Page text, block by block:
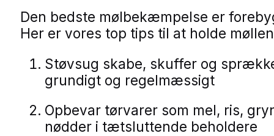
Den bedste mølbekæmpelse er
Her er vores top tips til at holde
Støvsug skabe, skuffer og
grundigt og regelmæssigt
Opbevar tørvarer som mel, ris,
nødder i tætsluttende beholdere